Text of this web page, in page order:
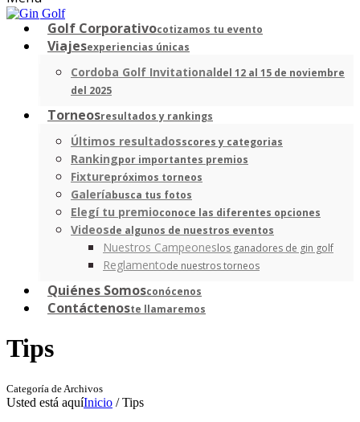
Golf Corporativocotizamos tu evento
Viajesexperiencias únicas
Cordoba Golf Invitationaldel 12 al 15 de noviembre
del 2025
Torneosresultados y rankings
Últimos resultadosscores y categorias
Rankingpor importantes premios
Fixturepróximos torneos
Galeríabusca tus fotos
Elegí tu premioconoce las diferentes opciones
Videosde algunos de nuestros eventos
Nuestros Campeoneslos ganadores de gin golf
Reglamentode nuestros torneos
Quiénes Somosconócenos
Contáctenoste llamaremos
Tips
Categoría de Archivos
Usted está aquíInicio /Tips